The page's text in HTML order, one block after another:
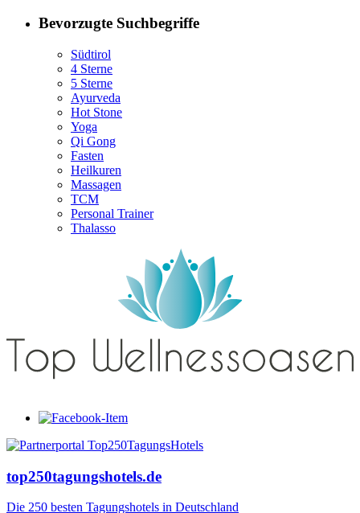
Bevorzugte Suchbegriffe
Südtirol
4 Sterne
5 Sterne
Ayurveda
Hot Stone
Yoga
Qi Gong
Fasten
Heilkuren
Massagen
TCM
Personal Trainer
Thalasso
top250tagungshotels.de
Die 250 besten Tagungshotels in Deutschland